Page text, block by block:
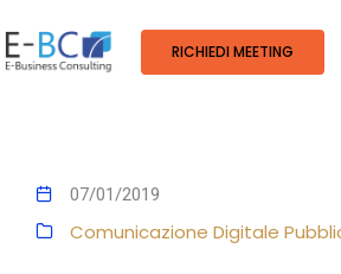
RICHIEDI MEETING
07/01/2019
Comunicazione Digitale